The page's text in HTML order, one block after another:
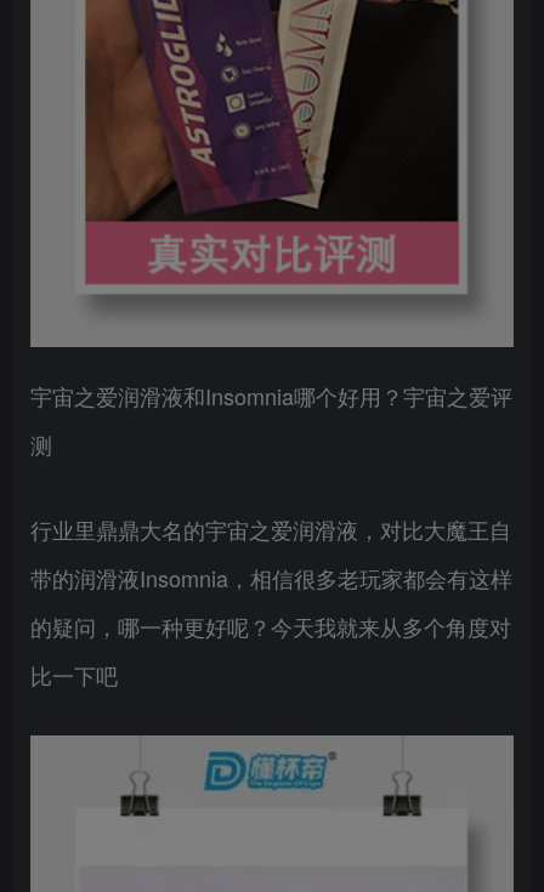
宇宙之爱润滑液和Insomnia哪个好用？宇宙之爱评
测
行业里鼎鼎大名的宇宙之爱润滑液，对比大魔王自
带的润滑液Insomnia，相信很多老玩家都会有这样
的疑问，哪一种更好呢？今天我就来从多个角度对
比一下吧